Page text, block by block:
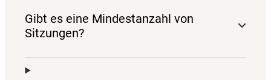
Gibt es eine Mindestanzahl von
Sitzungen?